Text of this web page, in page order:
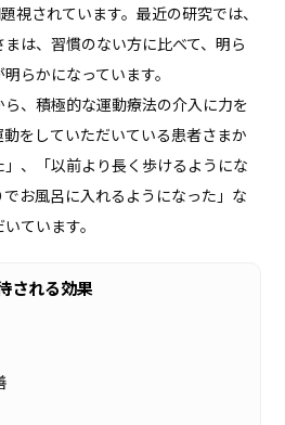
視されています。最近の研究では、
は、習慣のない方に比べて、明ら
らかになっています。
、積極的な運動療法の介入に力を
をしていただいている患者さまか
、「以前より長く歩けるようにな
お風呂に入れるようになった」な
ています。
される効果